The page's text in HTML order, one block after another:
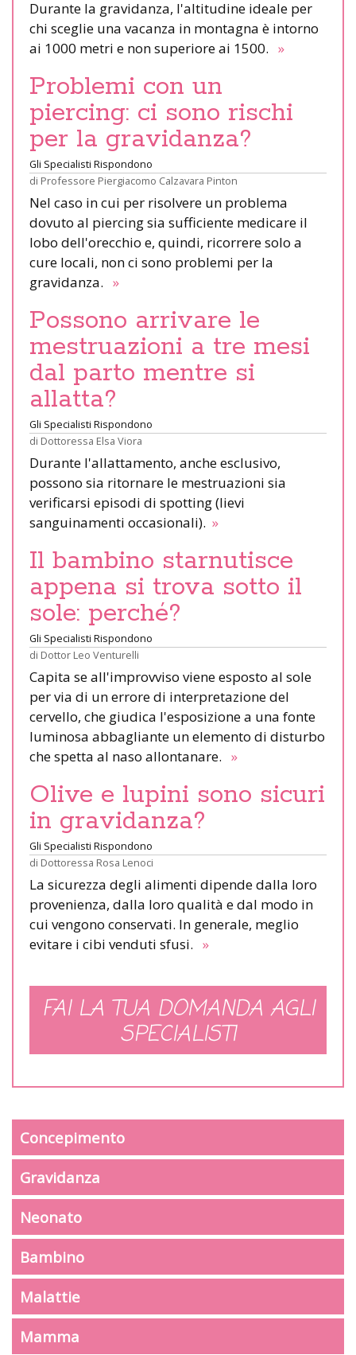
Durante la gravidanza, l'altitudine ideale per
chi sceglie una vacanza in montagna è intorno
ai 1000 metri e non superiore ai 1500. »
Problemi con un
piercing: ci sono rischi
per la gravidanza?
Gli Specialisti Rispondono
di Professore Piergiacomo Calzavara Pinton
Nel caso in cui per risolvere un problema
dovuto al piercing sia sufficiente medicare il
lobo dell'orecchio e, quindi, ricorrere solo a
cure locali, non ci sono problemi per la
gravidanza. »
Possono arrivare le
mestruazioni a tre mesi
dal parto mentre si
allatta?
Gli Specialisti Rispondono
di Dottoressa Elsa Viora
Durante l'allattamento, anche esclusivo,
possono sia ritornare le mestruazioni sia
verificarsi episodi di spotting (lievi
sanguinamenti occasionali). »
Il bambino starnutisce
appena si trova sotto il
sole: perché?
Gli Specialisti Rispondono
di Dottor Leo Venturelli
Capita se all'improvviso viene esposto al sole
per via di un errore di interpretazione del
cervello, che giudica l'esposizione a una fonte
luminosa abbagliante un elemento di disturbo
che spetta al naso allontanare. »
Olive e lupini sono sicuri
in gravidanza?
Gli Specialisti Rispondono
di Dottoressa Rosa Lenoci
La sicurezza degli alimenti dipende dalla loro
provenienza, dalla loro qualità e dal modo in
cui vengono conservati. In generale, meglio
evitare i cibi venduti sfusi. »
FAI LA TUA DOMANDA AGLI
SPECIALISTI
Concepimento
Gravidanza
Neonato
Bambino
Malattie
Mamma